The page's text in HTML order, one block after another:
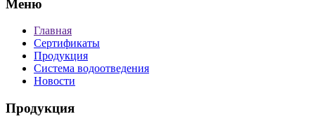
Меню
Главная
Сертификаты
Продукция
Система водоотведения
Новости
Продукция